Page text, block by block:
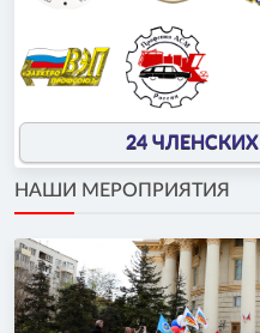
24
НАШИ МЕРОПРИЯТИЯ